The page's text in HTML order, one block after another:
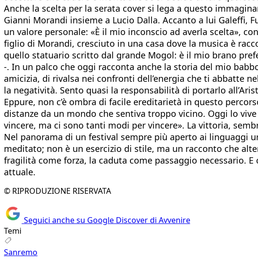
Anche la scelta per la serata cover si lega a questo
Gianni Morandi insieme a Lucio Dalla. Accanto a lui Galeffi,
un valore personale: «È il mio inconscio ad averla scelta»,
figlio di Morandi, cresciuto in una casa dove la musica è
quello statuario scritto dal grande Mogol: è il mio brano
-. In un palco che oggi racconta anche la storia del mio
amicizia, di rivalsa nei confronti dell’energia che ti abbatte
la negatività. Sento quasi la responsabilità di portarlo
Eppure, non c’è ombra di facile ereditarietà in questo
distanze da un mondo che sentiva troppo vicino. Oggi lo
vincere, ma ci sono tanti modi per vincere». La vittoria,
Nel panorama di un festival sempre più aperto ai linguaggi
meditato; non è un esercizio di stile, ma un racconto che
fragilità come forza, la caduta come passaggio necessario.
attuale.
© RIPRODUZIONE RISERVATA
Seguici anche su Google Discover di Avvenire
Temi
Sanremo